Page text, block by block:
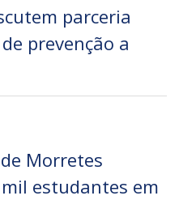
parceria
prevenção a
Morretes
estudantes em